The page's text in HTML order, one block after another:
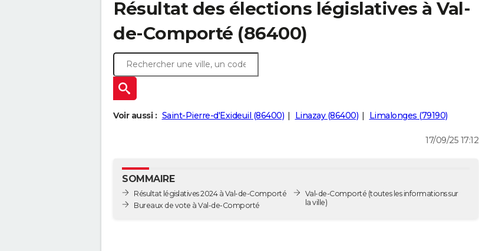
Résultat des élections législatives à Val-
de-Comporté (86400)
Voir aussi : Saint-Pierre-d'Exideuil (86400) Linazay (86400) Limalonges (79190)
17/09/25 17:12
SOMMAIRE
Résultat législatives 2024 à Val-de-Comporté
Bureaux de vote à Val-de-Comporté
Val-de-Comporté (toutes les informations sur
la ville)